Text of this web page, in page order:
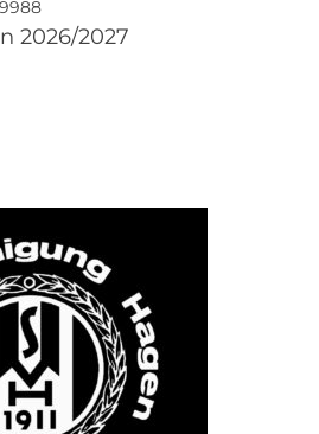
2026/2027